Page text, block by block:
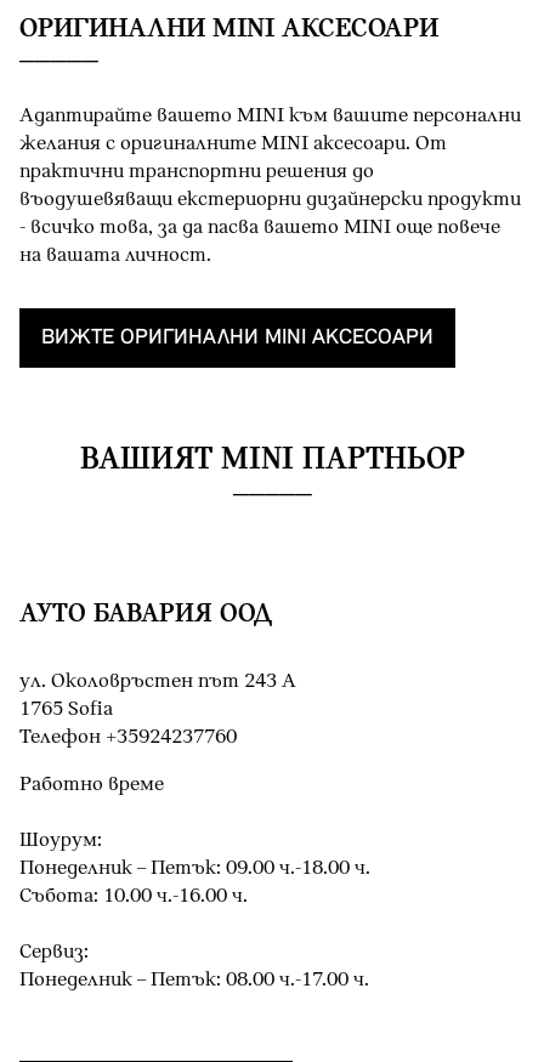
OРИГИНАЛНИ MINI АКСЕСОАРИ
Адаптирайте вашето MINI към вашите персонални
желания с оригиналните MINI аксесоари. От
практични транспортни решения до
въодушевяващи екстериорни дизайнерски продукти
- всичко това, за да пасва вашето MINI oще повече
на вашата личност.
ВИЖТЕ OРИГИНАЛНИ MINI AКСЕСОАРИ
ВАШИЯТ MINI ПАРТНЬОР
АУТО БАВАРИЯ ООД
ул. Околовръстен път 243 А
1765 Sofia
Teлефон +35924237760
Работно време
Шоурум:
Понеделник – Петък: 09.00 ч.-18.00 ч.
Събота: 10.00 ч.-16.00 ч.
Сервиз:
Понеделник – Петък: 08.00 ч.-17.00 ч.